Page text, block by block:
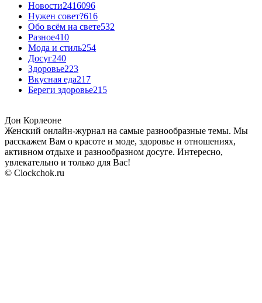
Новости2416096
Нужен совет?616
Обо всём на свете532
Разное410
Мода и стиль254
Досуг240
Здоровье223
Вкусная еда217
Береги здоровье215
Дон Корлеоне
Женский онлайн-журнал на самые разнообразные темы. Мы
расскажем Вам о красоте и моде, здоровье и отношениях,
активном отдыхе и разнообразном досуге. Интересно,
увлекательно и только для Вас!
© Clockchok.ru